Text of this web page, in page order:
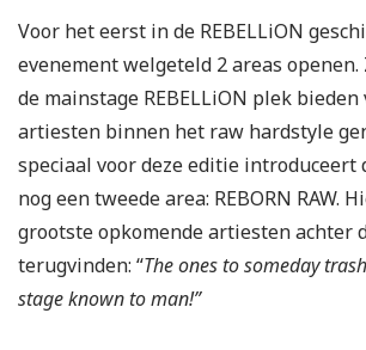
Voor het eerst in de REBELLiON
evenement welgeteld 2 areas
de mainstage REBELLiON plek
artiesten binnen het raw hardstyle
speciaal voor deze editie introduceert
nog een tweede area: REBORN RAW.
grootste opkomende artiesten achter
terugvinden: “The ones tosomeday
stage known to man!”